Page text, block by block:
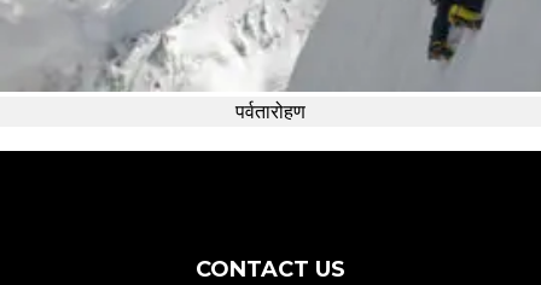
पर्वतारोहण
CONTACT US